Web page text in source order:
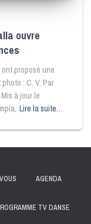
ouvre
proposé une
: C. V. Par
à jour le
Lire la suite…
AGENDA
TV DANSE